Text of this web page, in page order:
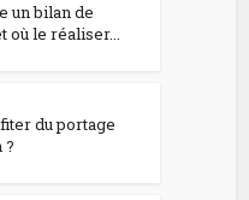
un bilan de
où le réaliser...
du portage
?